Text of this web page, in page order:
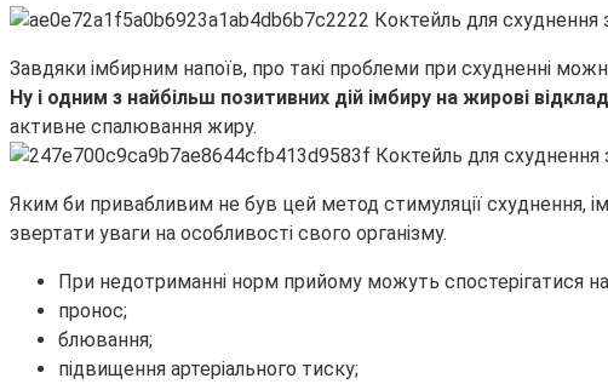
Завдяки імбирним напоїв, про такі проблеми при схудненні
Ну і одним з найбільш позитивних дій імбиру на жирові
активне спалювання жиру.
Яким би привабливим не був цей метод стимуляції схуднення,
звертати уваги на особливості свого організму.
При недотриманні норм прийому можуть спостерігатися
пронос;
блювання;
підвищення артеріального тиску;